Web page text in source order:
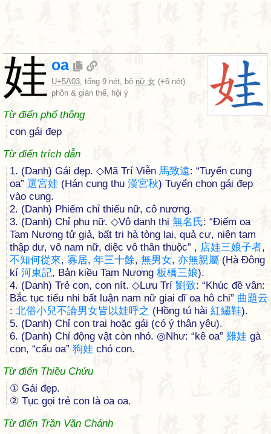
娃 oa
U+5A03, tổng 9 nét, bộ nữ 女 (+6 nét)
phồn & giản thể, hội ý
Từ điển phổ thông
con gái đẹp
Từ điển trích dẫn
1. (Danh) Gái đẹp. ◇Mã Trí Viễn 馬致遠: “Tuyển cung
oa” 選宮娃 (Hán cung thu 漢宮秋) Tuyển chọn gái đẹp
vào cung.
2. (Danh) Phiếm chỉ thiếu nữ, cô nương.
3. (Danh) Chỉ phụ nữ. ◇Vô danh thị 無名氏: “Điếm oa
Tam Nương tử giả, bất tri hà tòng lai, quả cư, niên tam
thập dư, vô nam nữ, diệc vô thân thuộc” , 店娃三娘子者,
不知何從來, 寡居, 年三十餘, 無男女, 亦無親屬 (Hà Đông
kí 河東記, Bản kiều Tam Nương 板橋三娘).
4. (Danh) Trẻ con, con nít. ◇Lưu Trí 劉致: “Khúc đề vân:
Bắc tục tiểu nhi bất luận nam nữ giai dĩ oa hô chi” 曲題云
: 北俗小兒不論男女皆以娃呼之 (Hồng tú hài 紅繡鞋).
5. (Danh) Chỉ con trai hoặc gái (có ý thân yêu).
6. (Danh) Chỉ động vật còn nhỏ. ◎Như: “kê oa” 雞娃 gà
con, “cẩu oa” 狗娃 chó con.
Từ điển Thiều Chửu
① Gái đẹp.
② Tục gọi trẻ con là oa oa.
Từ điển Trần Văn Chánh